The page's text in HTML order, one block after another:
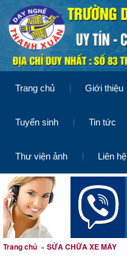
Trang chủ Giới thiệu
Tuyển sinh Tin tức
Thư viện ảnh Liên hệ
Trang chủ » SỬA CHỮA XE MÁY